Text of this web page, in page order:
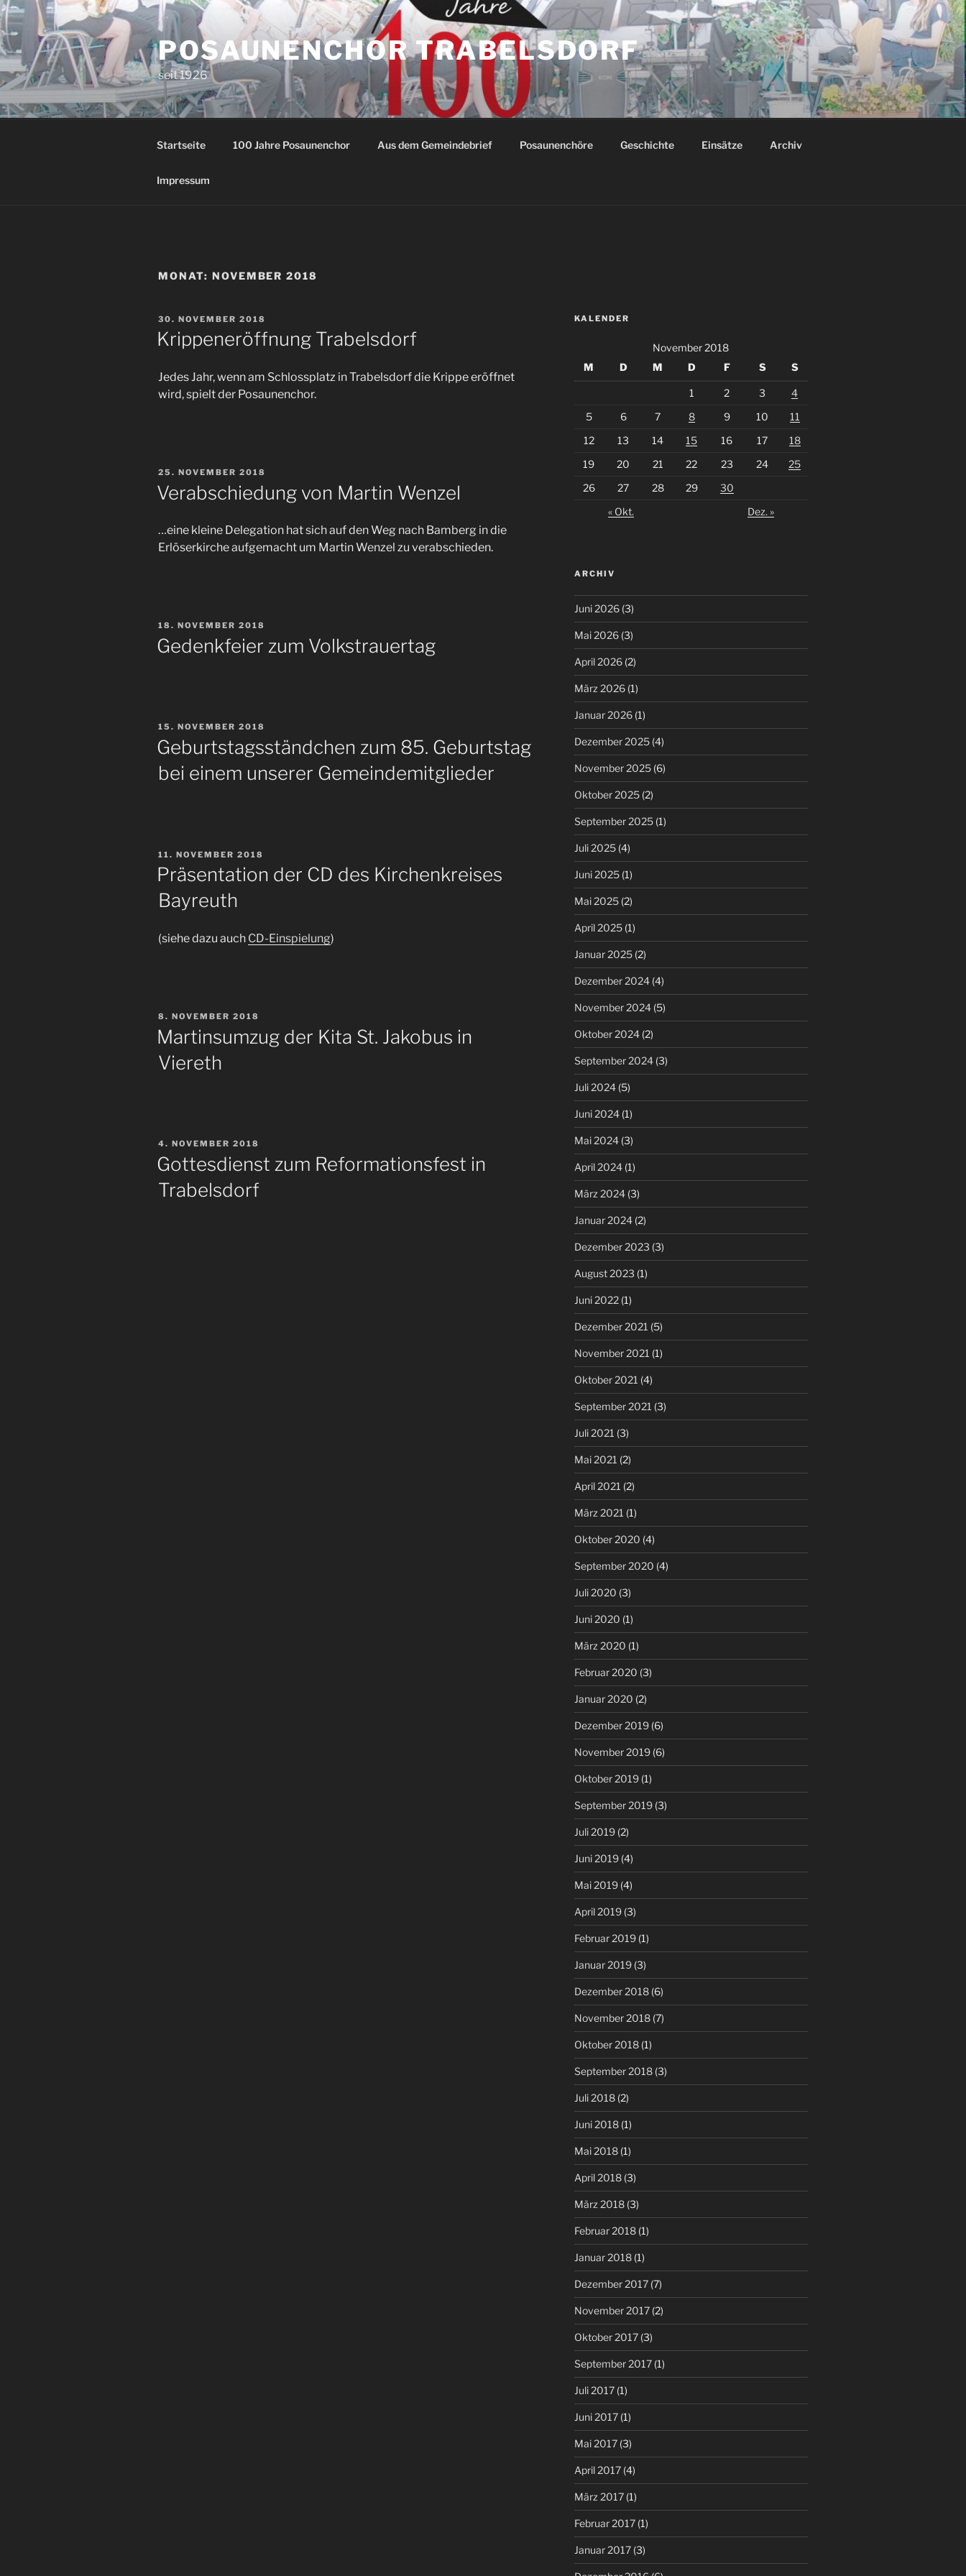
Zum
Inhalt
springen
POSAUNENCHOR TRABELSDORF
seit 1926
Startseite 100 Jahre Posaunenchor Aus dem Gemeindebrief Posaunenchöre Geschichte Einsätze Archiv
Impressum
MONAT: NOVEMBER 2018
VERÖFFENTLICHT
AM
30. NOVEMBER 2018
Krippeneröffnung Trabelsdorf
Jedes Jahr, wenn am Schlossplatz in Trabelsdorf die Krippe eröffnet
wird, spielt der Posaunenchor.
VERÖFFENTLICHT
25. NOVEMBER 2018
Verabschiedung von Martin Wenzel
…eine kleine Delegation hat sich auf den Weg nach Bamberg in die
Erlöserkirche aufgemacht um Martin Wenzel zu verabschieden.
VERÖFFENTLICHT
AM
18. NOVEMBER 2018
Gedenkfeier zum Volkstrauertag
VERÖFFENTLICHT
AM
15. NOVEMBER 2018
Geburtstagsständchen zum 85. Geburtstag
bei einem unserer Gemeindemitglieder
VERÖFFENTLICHT
AM
11. NOVEMBER 2018
Präsentation der CD des Kirchenkreises
Bayreuth
(siehe dazu auch CD-Einspielung)
VERÖFFENTLICHT
8. NOVEMBER 2018
Martinsumzug der Kita St. Jakobus in
Viereth
VERÖFFENTLICHT
AM
4. NOVEMBER 2018
Gottesdienst zum Reformationsfest in
Trabelsdorf
KALENDER
November 2018
M
D M D F S S
1 2 3
4
5
6 7 8 9 10
11
12
13 14 15 16 17
18
19
20 21 22 23 24
25
26
27 28 29
30
« Okt.
Dez. »
ARCHIV
Juni 2026(3)
Mai 2026(3)
April 2026(2)
März 2026(1)
Januar 2026(1)
Dezember 2025(4)
November 2025(6)
Oktober 2025(2)
September 2025(1)
Juli 2025(4)
Juni 2025(1)
Mai 2025(2)
April 2025(1)
Januar 2025(2)
Dezember 2024(4)
November 2024(5)
Oktober 2024(2)
September 2024(3)
Juli 2024(5)
Juni 2024(1)
Mai 2024(3)
April 2024(1)
März 2024(3)
Januar 2024(2)
Dezember 2023 (3)
August 2023 (1)
Juni 2022(1)
Dezember 2021 (5)
November 2021 (1)
Oktober 2021 (4)
September 2021 (3)
Juli 2021 (3)
Mai 2021 (2)
April 2021 (2)
März 2021 (1)
Oktober 2020 (4)
September 2020 (4)
Juli 2020 (3)
Juni 2020 (1)
März 2020 (1)
Februar 2020 (3)
Januar 2020 (2)
Dezember 2019(6)
November 2019(6)
Oktober 2019(1)
September 2019(3)
Juli 2019(2)
Juni 2019(4)
Mai 2019(4)
April 2019(3)
Februar 2019(1)
Januar 2019(3)
Dezember 2018(6)
November 2018(7)
Oktober 2018(1)
September 2018(3)
Juli 2018(2)
Juni 2018(1)
Mai 2018(1)
April 2018(3)
März 2018(3)
Februar 2018(1)
Januar 2018(1)
Dezember 2017(7)
November 2017(2)
Oktober 2017(3)
September 2017(1)
Juli 2017(1)
Juni 2017(1)
Mai 2017(3)
April 2017(4)
März 2017(1)
Februar 2017(1)
Januar 2017(3)